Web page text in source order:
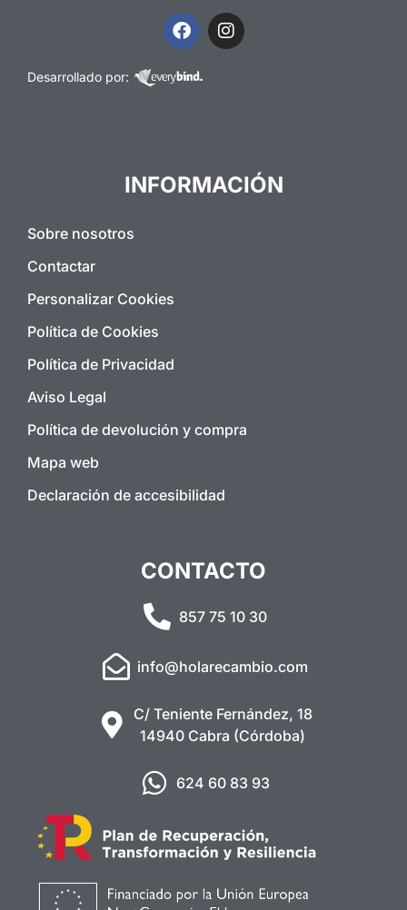
Desarrollado por:
INFORMACIÓN
Sobre nosotros
Contactar
Personalizar Cookies
Política de Cookies
Política de Privacidad
Aviso Legal
Política de devolución y compra
Mapa web
Declaración de accesibilidad
CONTACTO
857 75 10 30
info@holarecambio.com
C/ Teniente Fernández, 18
14940 Cabra (Córdoba)
624 60 83 93